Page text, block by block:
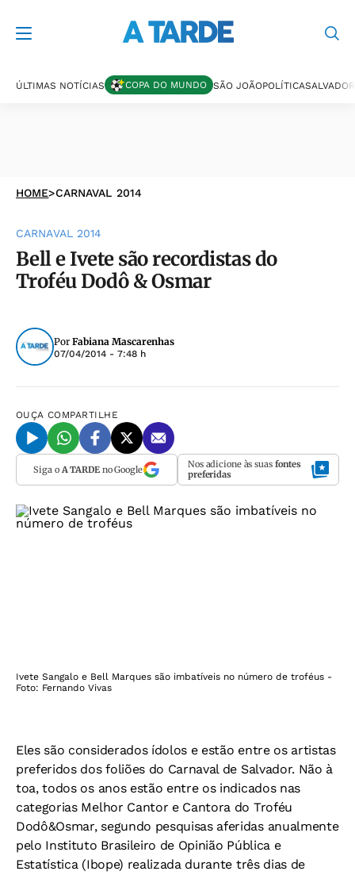
ÚLTIMAS NOTÍCIAS COPA DO MUNDO SÃO JOÃOPOLÍTICASALVADOR
HOME>CARNAVAL 2014
CARNAVAL 2014
Bell e Ivete são recordistas do
Troféu Dodô & Osmar
Por Fabiana Mascarenhas
07/04/2014 - 7:48 h
OUÇA COMPARTILHE
Siga o A TARDEno Google Nos adicione às suas fontes
preferidas
Ivete Sangalo e Bell Marques são imbatíveis no número de troféus -
Foto: Fernando Vivas
Eles são considerados ídolos e estão entre os artistas
preferidos dos foliões do Carnaval de Salvador. Não à
toa, todos os anos estão entre os indicados nas
categorias Melhor Cantor e Cantora do Troféu
Dodô&Osmar, segundo pesquisas aferidas anualmente
pelo Instituto Brasileiro de Opinião Pública e
Estatística (Ibope) realizada durante três dias de